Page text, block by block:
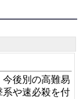
後別の高難易
系や速必殺を付